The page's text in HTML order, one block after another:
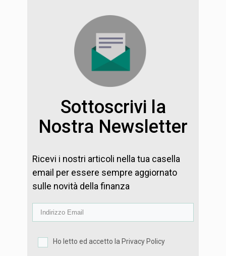
Sottoscrivi la
Nostra Newsletter
Ricevi i nostri articoli nella tua casella
email per essere sempre aggiornato
sulle novità della finanza
Ho letto ed accetto la Privacy Policy